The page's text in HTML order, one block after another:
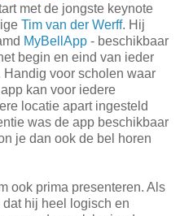
met de jongste keynote
Tim van der Werff. Hij
MyBellApp - beschikbaar
begin en eind van ieder
Handig voor scholen waar
kan voor iedere
locatie apart ingesteld
was de app beschikbaar
je dan ook de bel horen
ook prima presenteren. Als
dat hij heel logisch en